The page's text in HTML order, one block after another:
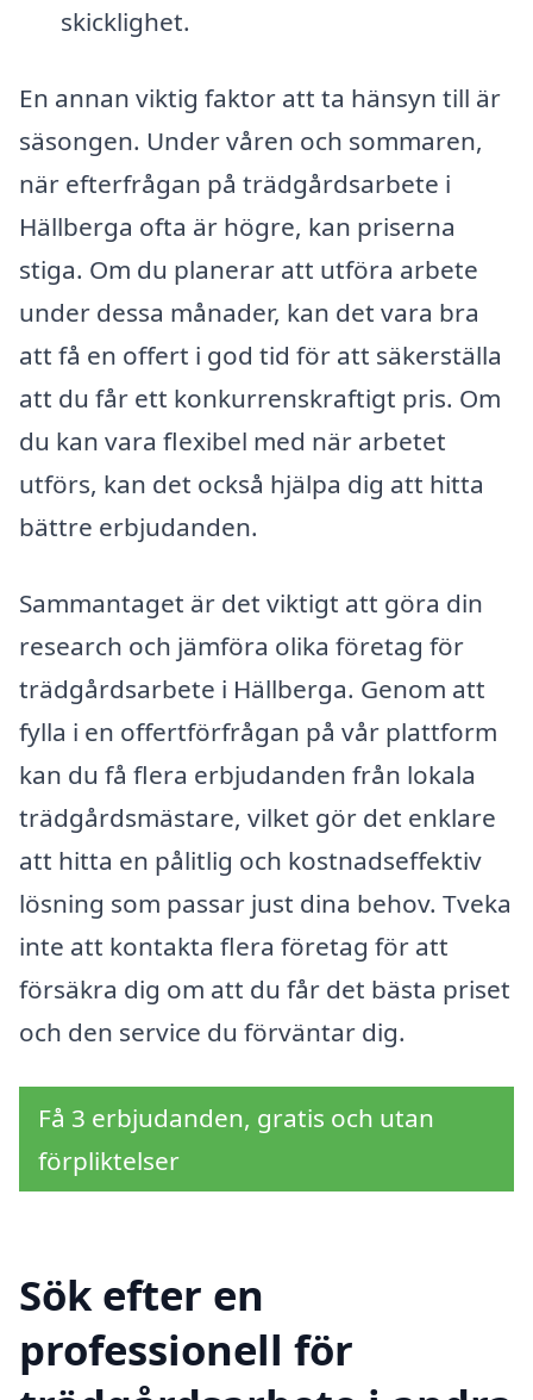
skicklighet.
En annan viktig faktor att ta hänsyn till är
säsongen. Under våren och sommaren,
när efterfrågan på trädgårdsarbete i
Hällberga ofta är högre, kan priserna
stiga. Om du planerar att utföra arbete
under dessa månader, kan det vara bra
att få en offert i god tid för att säkerställa
att du får ett konkurrenskraftigt pris. Om
du kan vara flexibel med när arbetet
utförs, kan det också hjälpa dig att hitta
bättre erbjudanden.
Sammantaget är det viktigt att göra din
research och jämföra olika företag för
trädgårdsarbete i Hällberga. Genom att
fylla i en offertförfrågan på vår plattform
kan du få flera erbjudanden från lokala
trädgårdsmästare, vilket gör det enklare
att hitta en pålitlig och kostnadseffektiv
lösning som passar just dina behov. Tveka
inte att kontakta flera företag för att
försäkra dig om att du får det bästa priset
och den service du förväntar dig.
Få 3 erbjudanden, gratis och utan
förpliktelser
Sök efter en
professionell för